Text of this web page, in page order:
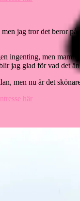
jag tror det beror
ingenting, men
jag glad för vad det
men nu är det
här